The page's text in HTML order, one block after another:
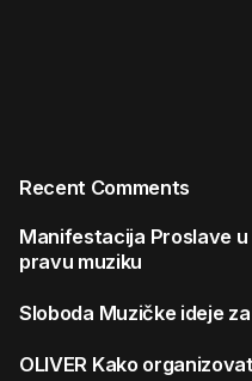
Recent Comments
Manifestacija Proslave
pravu muziku
Sloboda Muzičke ideje
OLIVER Kako